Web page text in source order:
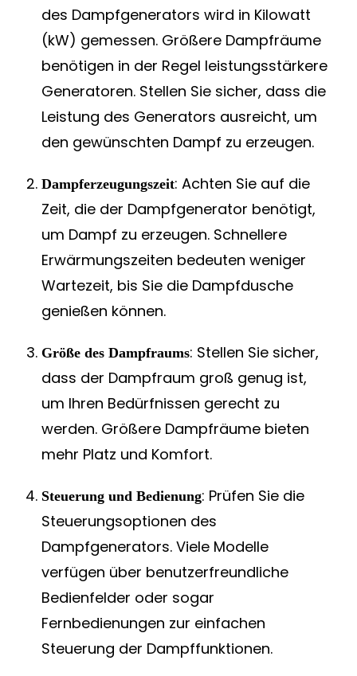
des Dampfgenerators wird in Kilowatt
(kW) gemessen. Größere Dampfräume
benötigen in der Regel leistungsstärkere
Generatoren. Stellen Sie sicher, dass die
Leistung des Generators ausreicht, um
den gewünschten Dampf zu erzeugen.
Dampferzeugungszeit: Achten Sie auf die
Zeit, die der Dampfgenerator benötigt,
um Dampf zu erzeugen. Schnellere
Erwärmungszeiten bedeuten weniger
Wartezeit, bis Sie die Dampfdusche
genießen können.
Größe des Dampfraums: Stellen Sie sicher,
dass der Dampfraum groß genug ist,
um Ihren Bedürfnissen gerecht zu
werden. Größere Dampfräume bieten
mehr Platz und Komfort.
Steuerung und Bedienung: Prüfen Sie die
Steuerungsoptionen des
Dampfgenerators. Viele Modelle
verfügen über benutzerfreundliche
Bedienfelder oder sogar
Fernbedienungen zur einfachen
Steuerung der Dampffunktionen.